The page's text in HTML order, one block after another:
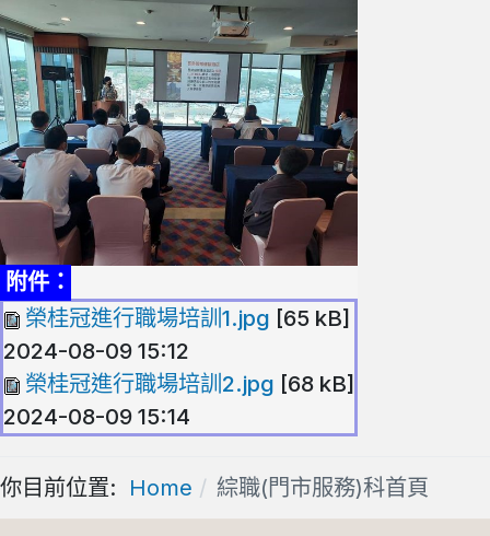
附件：
榮桂冠進行職場培訓1.jpg [65 kB]
2024-08-09 15:12
榮桂冠進行職場培訓2.jpg [68 kB]
2024-08-09 15:14
你目前位置: Home 綜職(門市服務)科首頁